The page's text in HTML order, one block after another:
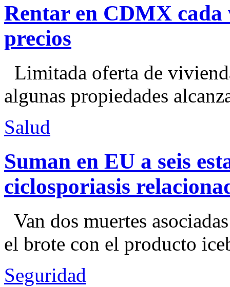
Rentar en CDMX cada
precios
Limitada oferta de
algunas propiedades
Salud
Suman en EU a seis
ciclosporiasis
Van dos muertes
el brote con el producto
Seguridad